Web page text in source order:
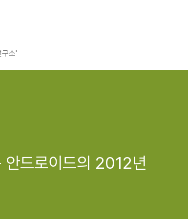
소'
안드로이드의 2012년